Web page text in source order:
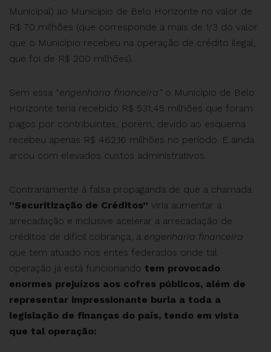
Municipal) ao Município de Belo Horizonte no valor de
R$ 70 milhões (que corresponde a mais de 1/3 do valor
que o Município recebeu na operação de crédito ilegal,
que foi de R$ 200 milhões).
Sem essa “engenharia financeira” o Município de Belo
Horizonte teria recebido R$ 531,45 milhões que foram
pagos por contribuintes, porém, devido ao esquema
recebeu apenas R$ 462,16 milhões no período. E ainda
arcou com elevados custos administrativos.
Contrariamente à falsa propaganda de que a chamada
“Securitização de Créditos” viria aumentar a
arrecadação e inclusive acelerar a arrecadação de
créditos de difícil cobrança, a engenharia financeira
que tem atuado nos entes federados onde tal
operação já está funcionando tem provocado
enormes prejuízos aos cofres públicos, além de
representar impressionante burla a toda a
legislação de finanças do país, tendo em vista
que tal operação: